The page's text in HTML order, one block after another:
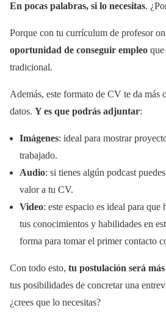
En pocas palabras, si lo necesitas.
Porque con tu currículum de profesor
oportunidad de conseguir empleo
tradicional.
Además, este formato de CV te da más
datos. Y es que podrás adjuntar:
Imágenes: ideal para mostrar
trabajado.
Audio: si tienes algún podcast
valor a tu CV.
Video: este espacio es ideal para que
tus conocimientos y habilidades en
forma para tomar el primer contacto
Con todo esto, tu postulación será
tus posibilidades de concretar una
¿crees que lo necesitas?